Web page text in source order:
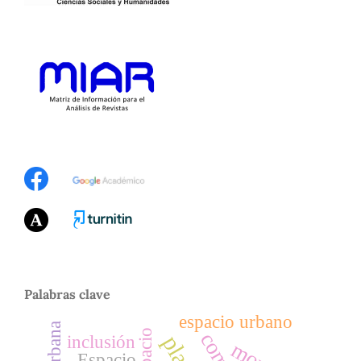
Palabras clave
inclusión
espacio urbano